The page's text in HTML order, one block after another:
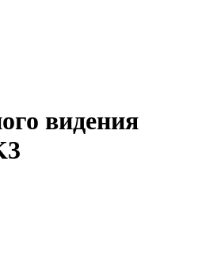
видения